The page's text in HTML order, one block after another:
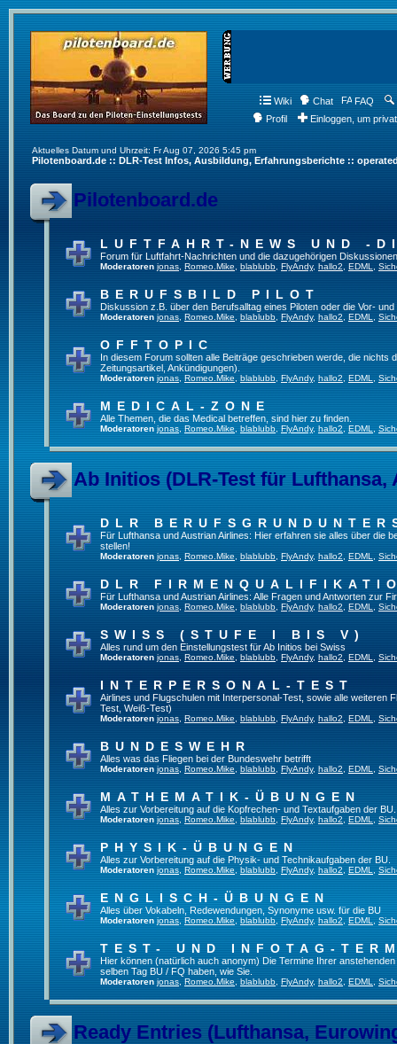
Wiki Chat FAQ
Profil
Einloggen, um
Aktuelles Datum und Uhrzeit: Fr Aug 07, 2026 5:45 pm
Pilotenboard.de :: DLR-Test Infos, Ausbildung, Erfahrungsberichte ::
Pilotenboard.de
LUFTFAHRT-NEWS UND -
Forum für Luftfahrt-Nachrichten und die dazugehörigen
Moderatoren jonas Romeo.Mike blablubb FlyAndy, hallo2 EDML
BERUFSBILD PILOT
Diskussion z.B. über den Berufsalltag eines Piloten oder die Vor-
Moderatoren jonas Romeo.Mike blablubb FlyAndy, hallo2 EDML
OFFTOPIC
In diesem Forum sollten alle Beiträge geschrieben werde, die
Zeitungsartikel, Ankündigungen).
Moderatoren jonas Romeo.Mike blablubb FlyAndy, hallo2 EDML
MEDICAL-ZONE
Alle Themen, die das Medical betreffen, sind hier zu finden.
Moderatoren jonas Romeo.Mike blablubb FlyAndy, hallo2 EDML
Ab Initios (DLR-Test für Lufthansa,
DLR
Für Lufthansa und Austrian Airlines: Hier erfahren sie alles über die
stellen!
Moderatoren jonas Romeo.Mike blablubb FlyAndy, hallo2 EDML
DLR
Für Lufthansa und Austrian Airlines: Alle Fragen und Antworten zur
Moderatoren jonas Romeo.Mike blablubb FlyAndy, hallo2 EDML
SWISS (STUFE I BIS V)
Alles rund um den Einstellungstest für Ab Initios bei Swiss
Moderatoren jonas Romeo.Mike blablubb FlyAndy, hallo2 EDML
INTERPERSONAL-TEST
Airlines und Flugschulen mit Interpersonal-Test, sowie alle weiteren
Test, Weiß-Test)
Moderatoren jonas Romeo.Mike blablubb FlyAndy, hallo2 EDML
BUNDESWEHR
Alles was das Fliegen bei der Bundeswehr betrifft
Moderatoren jonas Romeo.Mike blablubb FlyAndy, hallo2 EDML
MATHEMATIK-ÜBUNGEN
Alles zur Vorbereitung auf die Kopfrechen- und Textaufgaben der BU.
Moderatoren jonas Romeo.Mike blablubb FlyAndy, hallo2 EDML
PHYSIK-ÜBUNGEN
Alles zur Vorbereitung auf die Physik- und Technikaufgaben der BU.
Moderatoren jonas Romeo.Mike blablubb FlyAndy, hallo2 EDML
ENGLISCH-ÜBUNGEN
Alles über Vokabeln, Redewendungen, Synonyme usw. für die BU
Moderatoren jonas Romeo.Mike blablubb FlyAndy, hallo2 EDML
TEST- UND INFOTAG-
Hier können (natürlich auch anonym) Die Termine Ihrer
selben Tag BU / FQ haben, wie Sie.
Moderatoren jonas Romeo.Mike blablubb FlyAndy, hallo2 EDML
Ready Entries (Lufthansa,